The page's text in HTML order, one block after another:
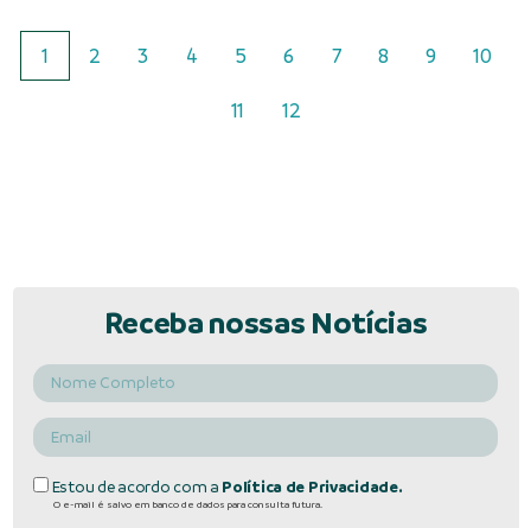
1 2 3 4 5 6 7 8 9 10
11 12
Receba nossas Notícias
Estou de acordo com a Política de Privacidade.
O e-mail é salvo em banco de dados para consulta futura.